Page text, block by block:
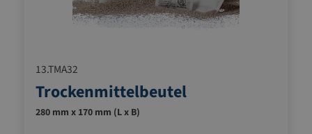
13.TMA32
Trockenmittelbeutel
280 mm x 170 mm (L x B)